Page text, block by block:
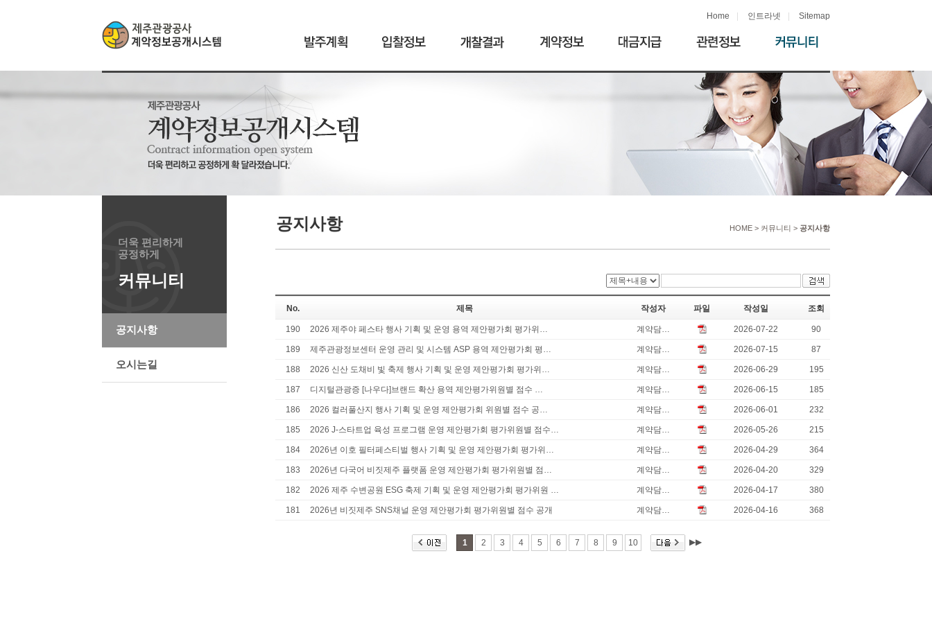
Home 인트라넷 Sitemap
더욱 편리하게
공정하게
커뮤니티
공지사항
오시는길
공지사항 HOME > 커뮤니티 > 공지사항
No. 제목 작성자 파일 작성일 조회
190 2026 제주야 페스타 행사 기획 및 운영 용역 제안평가회 평가위… 계약담… 2026-07-22 90
189 제주관광정보센터 운영 관리 및 시스템 ASP 용역 제안평가회 평… 계약담… 2026-07-15 87
188 2026 신산 도채비 빛 축제 행사 기획 및 운영 제안평가회 평가위… 계약담… 2026-06-29 195
187 디지털관광증 [나우다]브랜드 확산 용역 제안평가위원별 점수 … 계약담… 2026-06-15 185
186 2026 컬러풀산지 행사 기획 및 운영 제안평가회 위원별 점수 공… 계약담… 2026-06-01 232
185 2026 J-스타트업 육성 프로그램 운영 제안평가회 평가위원별 점수… 계약담… 2026-05-26 215
184 2026년 이호 필터페스티벌 행사 기획 및 운영 제안평가회 평가위… 계약담… 2026-04-29 364
183 2026년 다국어 비짓제주 플랫폼 운영 제안평가회 평가위원별 점… 계약담… 2026-04-20 329
182 2026 제주 수변공원 ESG 축제 기획 및 운영 제안평가회 평가위원 … 계약담… 2026-04-17 380
181 2026년 비짓제주 SNS채널 운영 제안평가회 평가위원별 점수 공개 계약담… 2026-04-16 368
1 2 3 4 5 6 7 8 9 10 ▶▶